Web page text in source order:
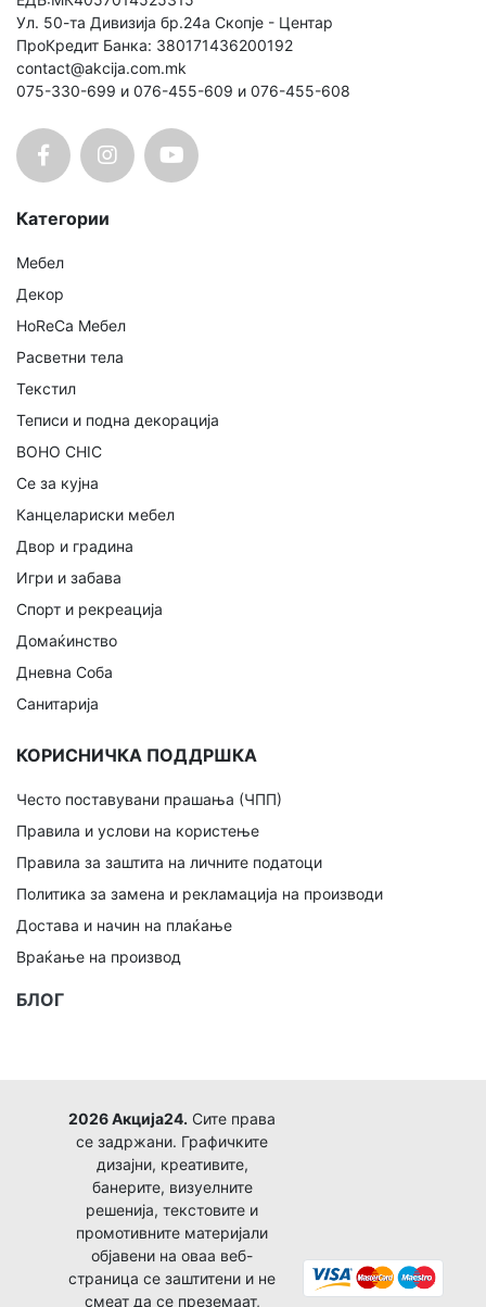
Ул. 50-та Дивизија бр.24а Скопје - Центар
ПроКредит Банка: 380171436200192
contact@akcija.com.mk
075-330-699 и 076-455-609 и 076-455-608
Категории
Мебел
Декор
HoReCa Мебел
Расветни тела
Текстил
Теписи и подна декорација
BOHO CHIC
Се за кујна
Канцелариски мебел
Двор и градина
Игри и забава
Спорт и рекреација
Домаќинство
Дневна Соба
Санитарија
КОРИСНИЧКА ПОДДРШКА
Често поставувани прашања (ЧПП)
Правила и услови на користење
Правила за заштита на личните податоци
Политика за замена и рекламација на производи
Достава и начин на плаќање
Враќање на производ
БЛОГ
2026 Акција24. Сите права
се задржани. Графичките
дизајни, креативите,
банерите, визуелните
решенија, текстовите и
промотивните материјали
објавени на оваа веб-
страница се заштитени и не
смеат да се преземаат,